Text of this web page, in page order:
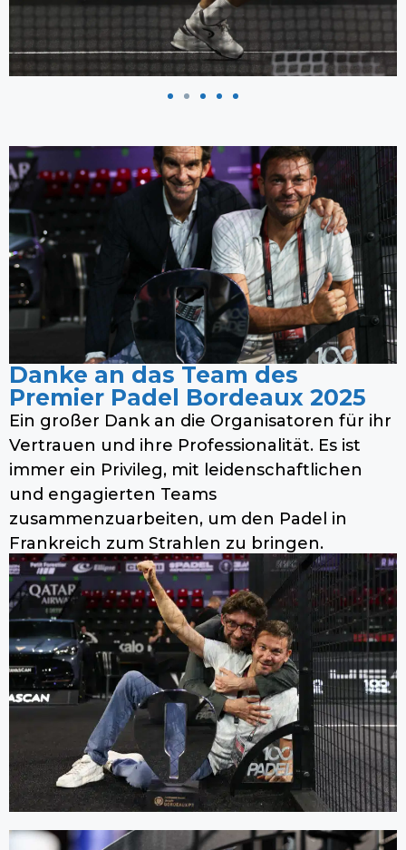
Danke an das Team des
Premier Padel Bordeaux 2025
Ein großer Dank an die Organisatoren für ihr
Vertrauen und ihre Professionalität. Es ist
immer ein Privileg, mit leidenschaftlichen
und engagierten Teams
zusammenzuarbeiten, um den Padel in
Frankreich zum Strahlen zu bringen.